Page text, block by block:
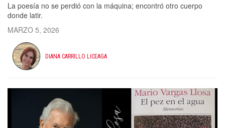
La poesía no se perdió con la máquina; encontró otro cuerpo
donde latir.
MARZO 5, 2026
DIANA CARRILLO LICEAGA